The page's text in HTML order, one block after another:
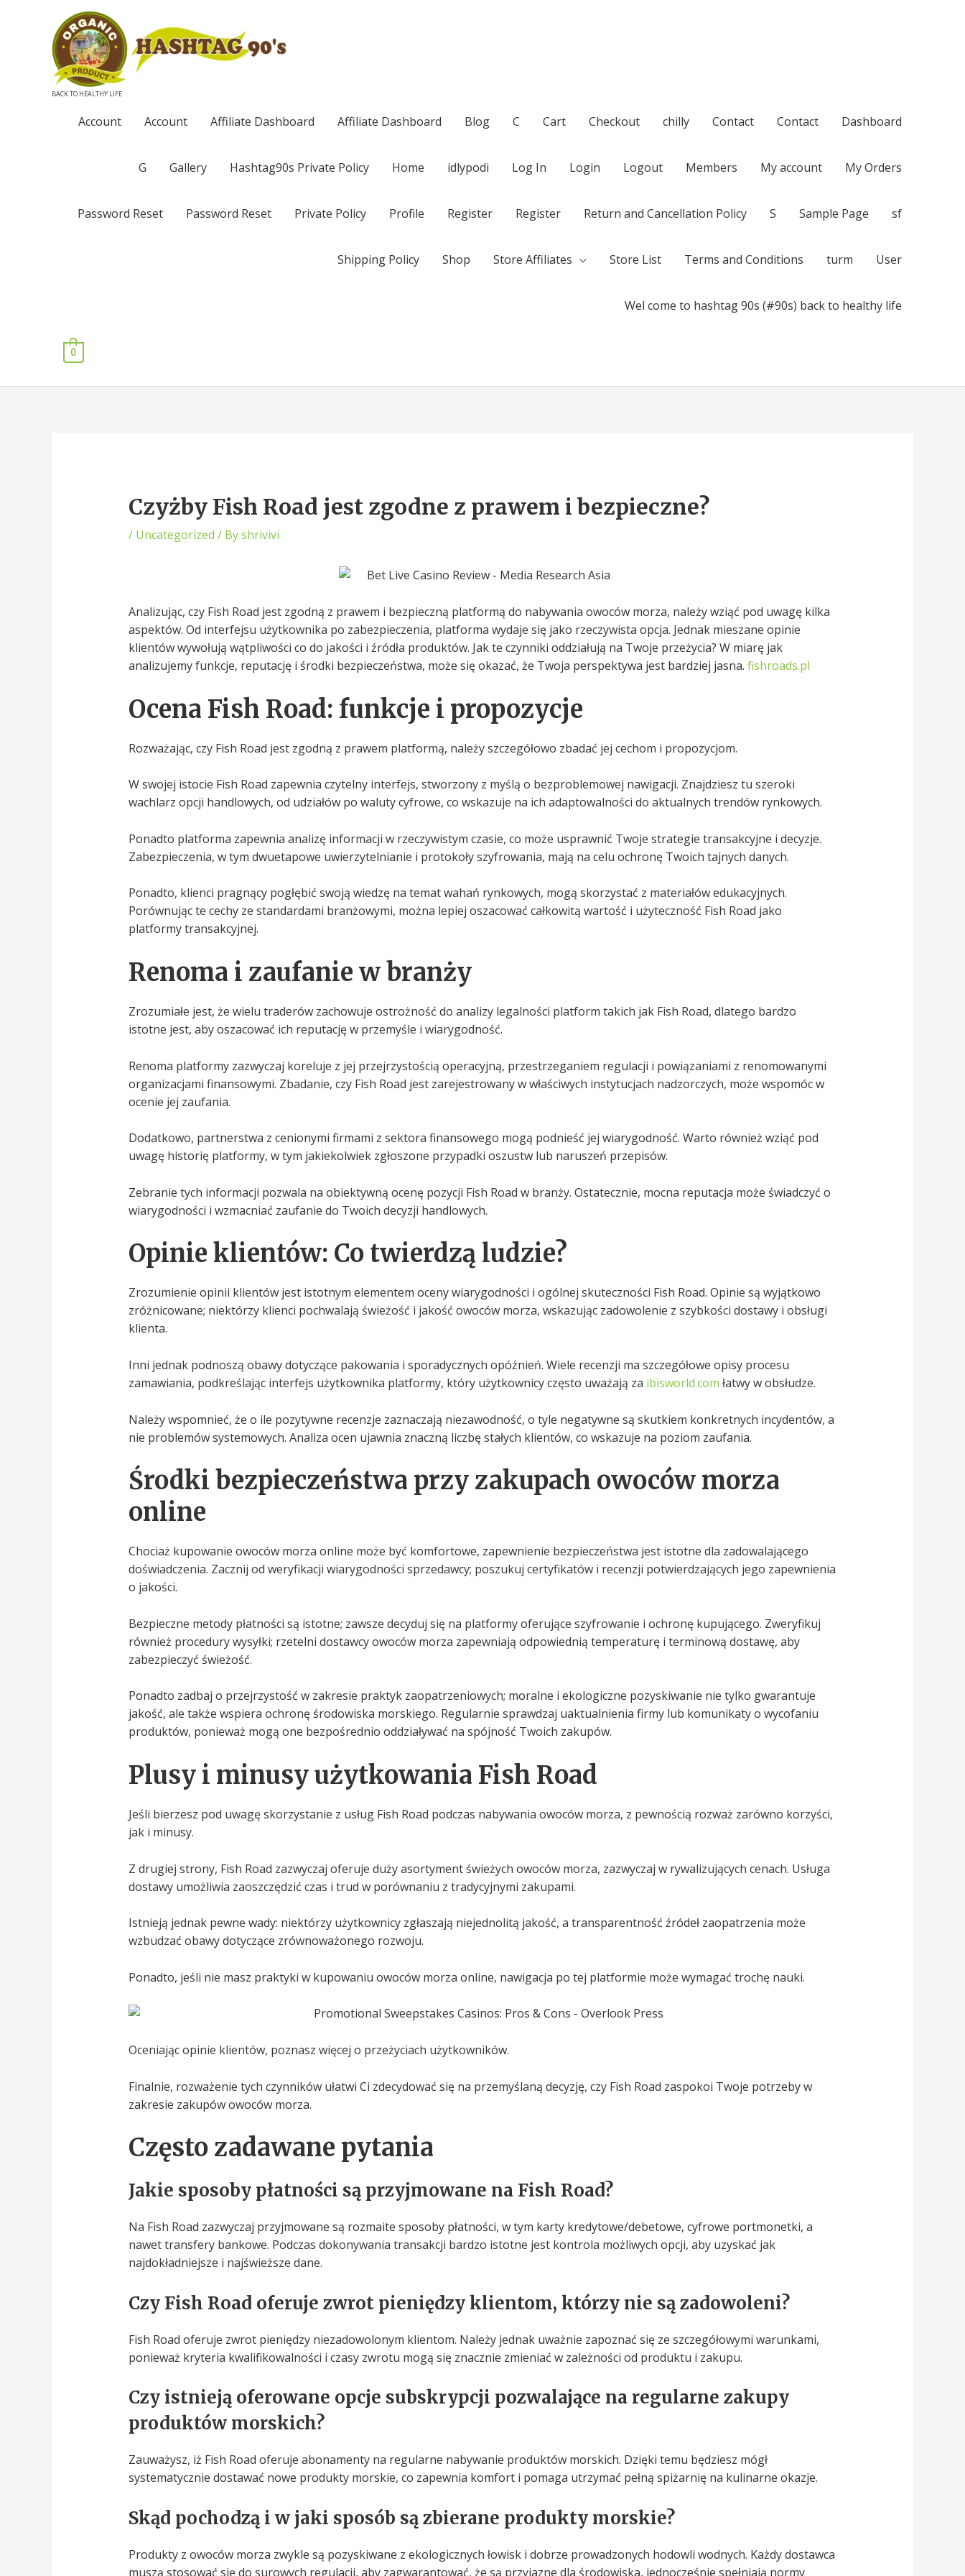
BACK TO HEALTHY LIFE
Account Account Affiliate Dashboard Affiliate Dashboard Blog C Cart Checkout chilly Contact Contact Dashboard
G Gallery Hashtag90s Private Policy Home idlypodi Log In Login Logout Members My account My Orders
Password Reset Password Reset Private Policy Profile Register Register Return and Cancellation Policy S Sample Page sf
Shipping Policy Shop Store Affiliates Store List Terms and Conditions turm User
Wel come to hashtag 90s (#90s) back to healthy life
0
Czyżby Fish Road jest zgodne z prawem i bezpieczne?
/ Uncategorized / Byshrivivi
Analizując, czy Fish Road jest zgodną z prawem i bezpieczną platformą do nabywania owoców morza, należy wziąć pod uwagę kilka
aspektów. Od interfejsu użytkownika po zabezpieczenia, platforma wydaje się jako rzeczywista opcja. Jednak mieszane opinie
klientów wywołują wątpliwości co do jakości i źródła produktów. Jak te czynniki oddziałują na Twoje przeżycia? W miarę jak
analizujemy funkcje, reputację i środki bezpieczeństwa, może się okazać, że Twoja perspektywa jest bardziej jasna. fishroads.pl
Ocena Fish Road: funkcje i propozycje
Rozważając, czy Fish Road jest zgodną z prawem platformą, należy szczegółowo zbadać jej cechom i propozycjom.
W swojej istocie Fish Road zapewnia czytelny interfejs, stworzony z myślą o bezproblemowej nawigacji. Znajdziesz tu szeroki
wachlarz opcji handlowych, od udziałów po waluty cyfrowe, co wskazuje na ich adaptowalności do aktualnych trendów rynkowych.
Ponadto platforma zapewnia analizę informacji w rzeczywistym czasie, co może usprawnić Twoje strategie transakcyjne i decyzje.
Zabezpieczenia, w tym dwuetapowe uwierzytelnianie i protokoły szyfrowania, mają na celu ochronę Twoich tajnych danych.
Ponadto, klienci pragnący pogłębić swoją wiedzę na temat wahań rynkowych, mogą skorzystać z materiałów edukacyjnych.
Porównując te cechy ze standardami branżowymi, można lepiej oszacować całkowitą wartość i użyteczność Fish Road jako
platformy transakcyjnej.
Renoma i zaufanie w branży
Zrozumiałe jest, że wielu traderów zachowuje ostrożność do analizy legalności platform takich jak Fish Road, dlatego bardzo
istotne jest, aby oszacować ich reputację w przemyśle i wiarygodność.
Renoma platformy zazwyczaj koreluje z jej przejrzystością operacyjną, przestrzeganiem regulacji i powiązaniami z renomowanymi
organizacjami finansowymi. Zbadanie, czy Fish Road jest zarejestrowany w właściwych instytucjach nadzorczych, może wspomóc w
ocenie jej zaufania.
Dodatkowo, partnerstwa z cenionymi firmami z sektora finansowego mogą podnieść jej wiarygodność. Warto również wziąć pod
uwagę historię platformy, w tym jakiekolwiek zgłoszone przypadki oszustw lub naruszeń przepisów.
Zebranie tych informacji pozwala na obiektywną ocenę pozycji Fish Road w branży. Ostatecznie, mocna reputacja może świadczyć o
wiarygodności i wzmacniać zaufanie do Twoich decyzji handlowych.
Opinie klientów: Co twierdzą ludzie?
Zrozumienie opinii klientów jest istotnym elementem oceny wiarygodności i ogólnej skuteczności Fish Road. Opinie są wyjątkowo
zróżnicowane; niektórzy klienci pochwalają świeżość i jakość owoców morza, wskazując zadowolenie z szybkości dostawy i obsługi
klienta.
Inni jednak podnoszą obawy dotyczące pakowania i sporadycznych opóźnień. Wiele recenzji ma szczegółowe opisy procesu
zamawiania, podkreślając interfejs użytkownika platformy, który użytkownicy często uważają za ibisworld.com łatwy w obsłudze.
Należy wspomnieć, że o ile pozytywne recenzje zaznaczają niezawodność, o tyle negatywne są skutkiem konkretnych incydentów, a
nie problemów systemowych. Analiza ocen ujawnia znaczną liczbę stałych klientów, co wskazuje na poziom zaufania.
Środki bezpieczeństwa przy zakupach owoców morza
online
Chociaż kupowanie owoców morza online może być komfortowe, zapewnienie bezpieczeństwa jest istotne dla zadowalającego
doświadczenia. Zacznij od weryfikacji wiarygodności sprzedawcy; poszukuj certyfikatów i recenzji potwierdzających jego zapewnienia
o jakości.
Bezpieczne metody płatności są istotne; zawsze decyduj się na platformy oferujące szyfrowanie i ochronę kupującego. Zweryfikuj
również procedury wysyłki; rzetelni dostawcy owoców morza zapewniają odpowiednią temperaturę i terminową dostawę, aby
zabezpieczyć świeżość.
Ponadto zadbaj o przejrzystość w zakresie praktyk zaopatrzeniowych; moralne i ekologiczne pozyskiwanie nie tylko gwarantuje
jakość, ale także wspiera ochronę środowiska morskiego. Regularnie sprawdzaj uaktualnienia firmy lub komunikaty o wycofaniu
produktów, ponieważ mogą one bezpośrednio oddziaływać na spójność Twoich zakupów.
Plusy i minusy użytkowania Fish Road
Jeśli bierzesz pod uwagę skorzystanie z usług Fish Road podczas nabywania owoców morza, z pewnością rozważ zarówno korzyści,
jak i minusy.
Z drugiej strony, Fish Road zazwyczaj oferuje duży asortyment świeżych owoców morza, zazwyczaj w rywalizujących cenach. Usługa
dostawy umożliwia zaoszczędzić czas i trud w porównaniu z tradycyjnymi zakupami.
Istnieją jednak pewne wady: niektórzy użytkownicy zgłaszają niejednolitą jakość, a transparentność źródeł zaopatrzenia może
wzbudzać obawy dotyczące zrównoważonego rozwoju.
Ponadto, jeśli nie masz praktyki w kupowaniu owoców morza online, nawigacja po tej platformie może wymagać trochę nauki.
Oceniając opinie klientów, poznasz więcej o przeżyciach użytkowników.
Finalnie, rozważenie tych czynników ułatwi Ci zdecydować się na przemyślaną decyzję, czy Fish Road zaspokoi Twoje potrzeby w
zakresie zakupów owoców morza.
Często zadawane pytania
Jakie sposoby płatności są przyjmowane na Fish Road?
Na Fish Road zazwyczaj przyjmowane są rozmaite sposoby płatności, w tym karty kredytowe/debetowe, cyfrowe portmonetki, a
nawet transfery bankowe. Podczas dokonywania transakcji bardzo istotne jest kontrola możliwych opcji, aby uzyskać jak
najdokładniejsze i najświeższe dane.
Czy Fish Road oferuje zwrot pieniędzy klientom, którzy nie są zadowoleni?
Fish Road oferuje zwrot pieniędzy niezadowolonym klientom. Należy jednak uważnie zapoznać się ze szczegółowymi warunkami,
ponieważ kryteria kwalifikowalności i czasy zwrotu mogą się znacznie zmieniać w zależności od produktu i zakupu.
Czy istnieją oferowane opcje subskrypcji pozwalające na regularne zakupy
produktów morskich?
Zauważysz, iż Fish Road oferuje abonamenty na regularne nabywanie produktów morskich. Dzięki temu będziesz mógł
systematycznie dostawać nowe produkty morskie, co zapewnia komfort i pomaga utrzymać pełną spiżarnię na kulinarne okazje.
Skąd pochodzą i w jaki sposób są zbierane produkty morskie?
Produkty z owoców morza zwykle są pozyskiwane z ekologicznych łowisk i dobrze prowadzonych hodowli wodnych. Każdy dostawca
muszą stosować się do surowych regulacji, aby zagwarantować, że są przyjazne dla środowiska, jednocześnie spełniają normy